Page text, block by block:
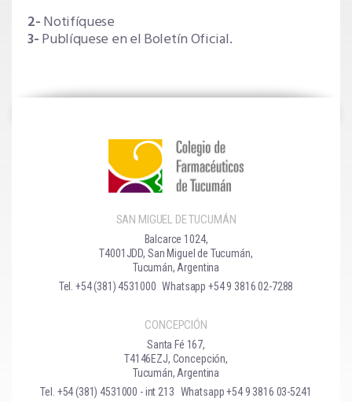
2-Notifíquese
3-Publíquese en el Boletín Oficial.
SAN MIGUEL DE TUCUMÁN
Balcarce 1024,
T4001JDD, San Miguel de Tucumán,
Tucumán, Argentina
Tel. +54 (381) 4531000 Whatsapp +54 9 3816 02-7288
CONCEPCIÓN
Santa Fé 167,
T4146EZJ, Concepción,
Tucumán, Argentina
Tel. +54 (381) 4531000 - int 213 Whatsapp +54 9 3816 03-5241